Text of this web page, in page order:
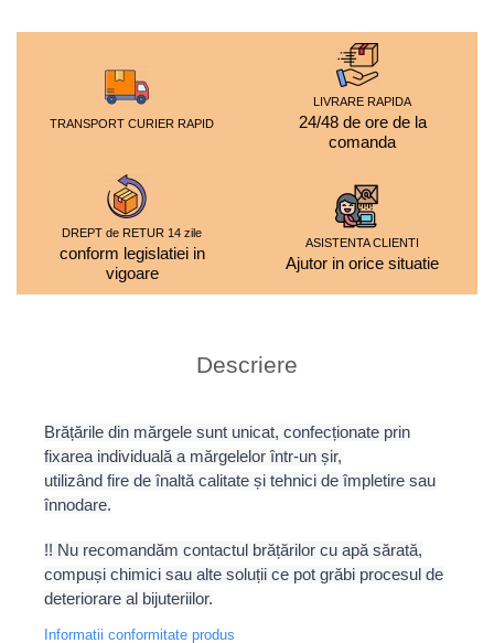
TRANSPORT CURIER RAPID
LIVRARE RAPIDA
24/48 de ore de la
comanda
DREPT de RETUR 14 zile
conform legislatiei in
vigoare
ASISTENTA CLIENTI
Ajutor in orice situatie
Descriere
Brățările din mărgele sunt unicat, confecționate prin
fixarea individuală a mărgelelor într-un șir,
utilizând fire de înaltă calitate și tehnici de împletire sau
înnodare.
!! Nu recomandăm contactul brățărilor cu apă sărată,
compuși chimici sau alte soluții ce pot grăbi procesul de
deteriorare al bijuteriilor.
Informatii conformitate produs